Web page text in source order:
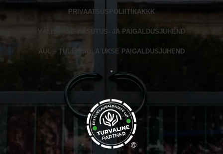
PRIVAATSUSPOLIITIKA KKK
VÄLISUKSE KASUTUS- JA PAIGALDUSJUHEND
AUL – TULEKINDLA UKSE PAIGALDUSJUHEND
®